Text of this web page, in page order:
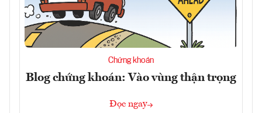
Chứng khoán
Blog chứng khoán: Vào vùng thận trọng
Đọc ngay